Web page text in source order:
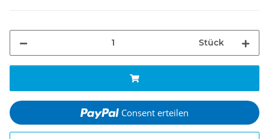
Stück
Consent erteilen